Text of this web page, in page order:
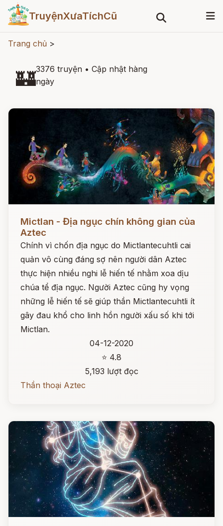
TruyệnXưaTíchCũ
Trang chủ >
🏰3376 truyện • Cập nhật hàng
ngày
Mictlan - Địa ngục chín không gian của
Aztec
Chính vì chốn địa ngục do Mictlantecuhtli cai
quản vô cùng đáng sợ nên người dân Aztec
thực hiện nhiều nghi lễ hiến tế nhằm xoa dịu
chúa tể địa ngục. Người Aztec cũng hy vọng
những lễ hiến tế sẽ giúp thần Mictlantecuhtli ít
gây đau khổ cho linh hồn người xấu số khi tới
Mictlan.
04-12-2020
⭐ 4.8
5,193 lượt đọc
Thần thoại Aztec